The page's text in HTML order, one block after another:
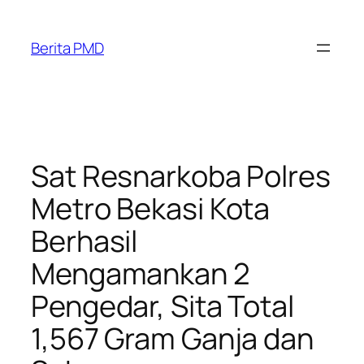
content
Berita PMD
Sat Resnarkoba Polres
Metro Bekasi Kota
Berhasil
Mengamankan 2
Pengedar, Sita Total
1,567 Gram Ganja dan